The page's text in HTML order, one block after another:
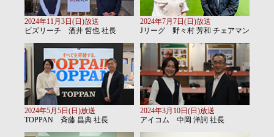
2024年11月3日(日)放送
ビズリーチ 酒井 哲也 社長
2024年7月7日(日)放送
Jリーグ 野々村 芳和 チェアマン
2024年5月5日(日)放送
TOPPAN 斉藤 昌典 社長
2024年3月10日(日)放送
アイコム 中岡 洋詞 社長